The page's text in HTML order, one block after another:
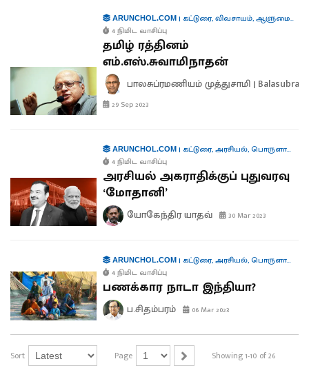
ARUNCHOL.COM| கட்டுரை,விவசாயம்,ஆளுமைகள்
4 நிமிட வாசிப்பு
தமிழ் ரத்தினம்
எம்.எஸ்.சுவாமிநாதன்
பாலசுப்ரமணியம் முத்துசாமி |
29 Sep 2023
ARUNCHOL.COM| கட்டுரை,அரசியல்,பொருளாதாரம்
4 நிமிட வாசிப்பு
அரசியல் அகராதிக்குப் புதுவரவு
‘மோதானி’
யோகேந்திர யாதவ் 30 Mar 2023
ARUNCHOL.COM| கட்டுரை,அரசியல்,பொருளாதாரம்
4 நிமிட வாசிப்பு
பணக்கார நாடா இந்தியா?
ப.சிதம்பரம் 06 Mar 2023
Sort Page Showing 1-10 of 26